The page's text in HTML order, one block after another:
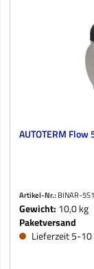
AUTOTERM
Artikel-Nr.: BINAR-
Gewicht: 10,0 kg
Paketversand
Lieferzeit 5-